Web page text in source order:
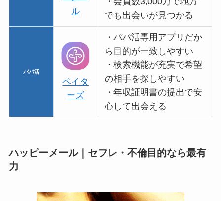
ル
でも出会いが見つかる
パパ活
ペイタ
ーズ
・パパ活専用アプリだか
ら目的が一致しやすい
・検索機能が充実で希望
の相手を探しやすい
・年収証明書の提出で安
心して出会える
ハッピーメール｜セフレ・不倫目的なら最有
力